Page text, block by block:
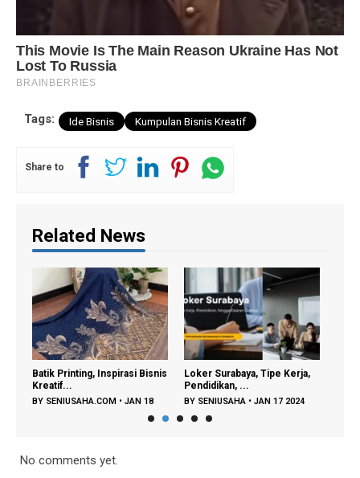
Tags: Ide Bisnis Kumpulan Bisnis Kreatif
Share to
Related News
Batik Printing, Inspirasi Bisnis
Kreatif...
BY SENIUSAHA.COM • JAN 18
Loker Surabaya, Tipe Kerja,
Pendidikan, ...
BY SENIUSAHA • JAN 17 2024
No comments yet.